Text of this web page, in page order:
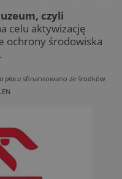
czyli
celu aktywizację
ochrony środowiska
placusfinansowano ze środków